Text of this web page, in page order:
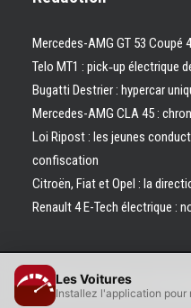
Mercedes-AMG GT 53 Coupé
Telo MT1 : pick‑up électrique
Bugatti Destrier : hypercar
Mercedes-AMG CLA 45 :
Loi Ripost : les jeunes
confiscation
Citroën, Fiat et Opel : la
Renault 4 E-Tech électrique :
© 2026 Les Voitures. | Tous
Les Voitures
Installez l'application pour